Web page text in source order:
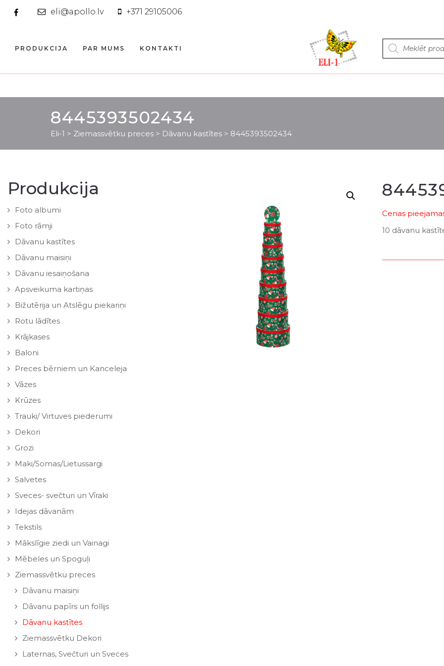
eli@apollo.lv +371 29105006
Products
search
PRODUKCIJA PAR MUMS KONTAKTI
8445393502434
Eli-1 > Ziemassvētku preces > Dāvanu kastītes > 8445393502434
Produkcija
Foto albumi
Foto rāmji
Dāvanu kastītes
Dāvanu maisiņi
Dāvanu iesaiņošana
Apsveikuma kartiņas
Bižutērija un Atslēgu piekariņi
Rotu lādītes
Krājkases
Baloni
Preces bērniem un Kanceleja
Vāzes
Krūzes
Trauki/ Virtuves piederumi
Dekori
Grozi
Maki/Somas/Lietussargi
Salvetes
Sveces- svečturi un Vīraki
Idejas dāvanām
Tekstils
Mākslīgie ziedi un Vainagi
Mēbeles un Spoguļi
Ziemassvētku preces
Dāvanu maisiņi
Dāvanu papīrs un follijs
Dāvanu kastītes
Ziemassvētku Dekori
Laternas, Svečturi un Sveces
Cenas
10 dāvanu